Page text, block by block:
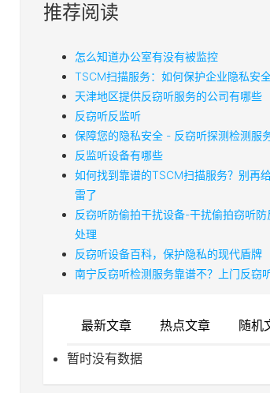
推荐阅读
怎么知道办公室有没有被监控
TSCM扫描服务：如何保护企业隐私安全
天津地区提供反窃听服务的公司有哪些
反窃听反监听
保障您的隐私安全 - 反窃听探测检测服
反监听设备有哪些
如何找到靠谱的TSCM扫描服务？别再
雷了
反窃听防偷拍干扰设备-干扰偷拍窃听防
处理
反窃听设备百科，保护隐私的现代盾牌
南宁反窃听检测服务靠谱不？上门反窃
最新文章 热点文章 随机
暂时没有数据